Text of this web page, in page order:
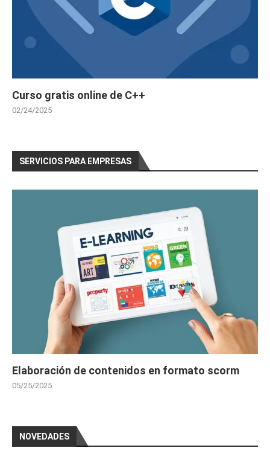
Curso gratis online de C++
02/24/2025
SERVICIOS PARA EMPRESAS
Elaboración de contenidos en formato scorm
05/25/2025
NOVEDADES